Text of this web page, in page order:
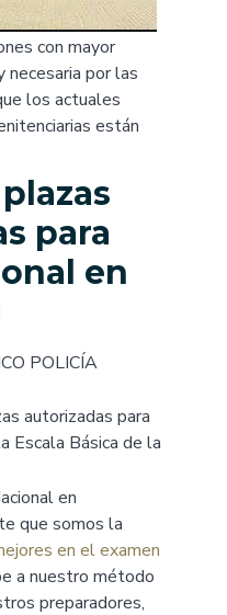
con mayor
necesaria por las
los actuales
están
para
en
POLICÍA
autorizadas para
Escala Básica de la
en
que somos la
en el examen
a nuestro método
preparadores,